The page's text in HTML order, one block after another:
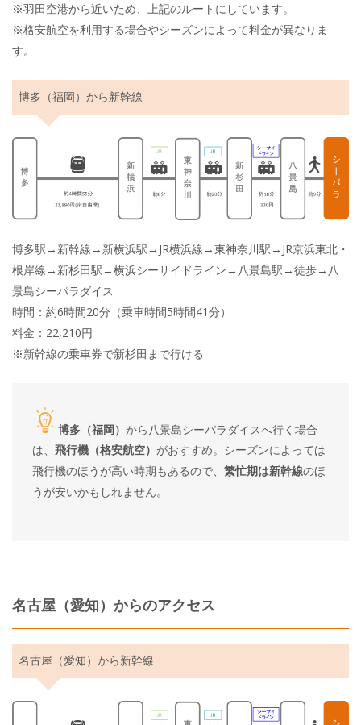
※羽田空港から近いため、上記のルートにしています。
※格安航空を利用する場合やシーズンによって料金が異なりま
す。
博多（福岡）から新幹線
博多駅→新幹線→新横浜駅→JR横浜線→東神奈川駅→JR京浜東北・
根岸線→新杉田駅→横浜シーサイドライン→八景島駅→徒歩→八
景島シーパラダイス
時間：約6時間20分（乗車時間5時間41分）
料金：22,210円
※新幹線の乗車券で新杉田まで行ける
博多（福岡） から八景島シーパラダイスへ行く場合
は、 飛行機（格安航空） がおすすめ。シーズンによっては
飛行機のほうが高い時期もあるので、 繁忙期は新幹線のほ
うが安いかもしれません。
名古屋（愛知）からのアクセス
名古屋（愛知）から新幹線